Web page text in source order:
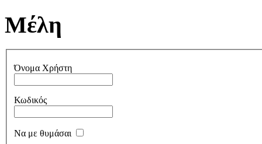
Μέλη
Όνομα Χρήστη
Κωδικός
Να με θυμάσαι